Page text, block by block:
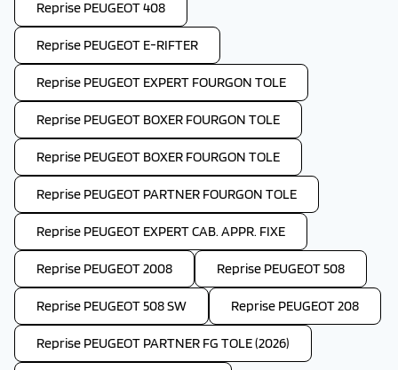
Reprise PEUGEOT 408
Reprise PEUGEOT E-RIFTER
Reprise PEUGEOT EXPERT FOURGON TOLE
Reprise PEUGEOT BOXER FOURGON TOLE
Reprise PEUGEOT BOXER FOURGON TOLE
Reprise PEUGEOT PARTNER FOURGON TOLE
Reprise PEUGEOT EXPERT CAB. APPR. FIXE
Reprise PEUGEOT 2008 Reprise PEUGEOT 508
Reprise PEUGEOT 508 SW Reprise PEUGEOT 208
Reprise PEUGEOT PARTNER FG TOLE (2026)